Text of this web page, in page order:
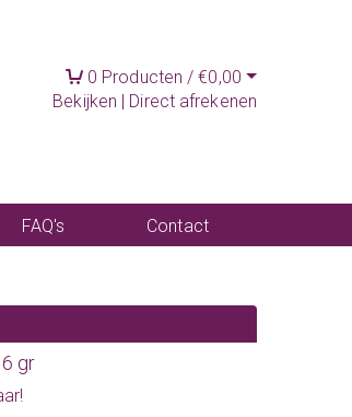
0 Producten /€0,00
Bekijken | Direct afrekenen
FAQ's
Contact
gr